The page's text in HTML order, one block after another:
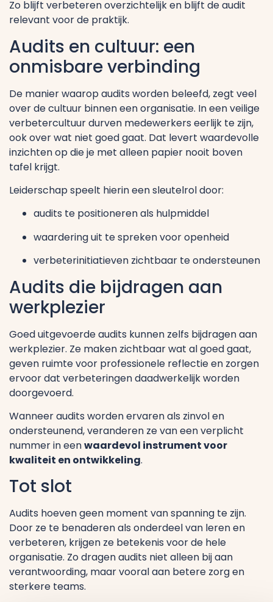
Zo blijft verbeteren overzichtelijk en blijft de audit
relevant voor de praktijk.
Audits en cultuur: een
onmisbare verbinding
De manier waarop audits worden beleefd, zegt veel
over de cultuur binnen een organisatie. In een veilige
verbetercultuur durven medewerkers eerlijk te zijn,
ook over wat niet goed gaat. Dat levert waardevolle
inzichten op die je met alleen papier nooit boven
tafel krijgt.
Leiderschap speelt hierin een sleutelrol door:
audits te positioneren als hulpmiddel
waardering uit te spreken voor openheid
verbeterinitiatieven zichtbaar te ondersteunen
Audits die bijdragen aan
werkplezier
Goed uitgevoerde audits kunnen zelfs bijdragen aan
werkplezier. Ze maken zichtbaar wat al goed gaat,
geven ruimte voor professionele reflectie en zorgen
ervoor dat verbeteringen daadwerkelijk worden
doorgevoerd.
Wanneer audits worden ervaren als zinvol en
ondersteunend, veranderen ze van een verplicht
nummer in eenwaardevol instrument voor
kwaliteit en ontwikkeling.
Tot slot
Audits hoeven geen moment van spanning te zijn.
Door ze te benaderen als onderdeel van leren en
verbeteren, krijgen ze betekenis voor de hele
organisatie. Zo dragen audits niet alleen bij aan
verantwoording, maar vooral aan betere zorg en
sterkere teams.